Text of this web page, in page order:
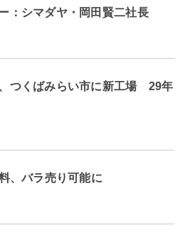
：シマダヤ・岡田賢二社長
、つくばみらい市に新工場 29年
、バラ売り可能に